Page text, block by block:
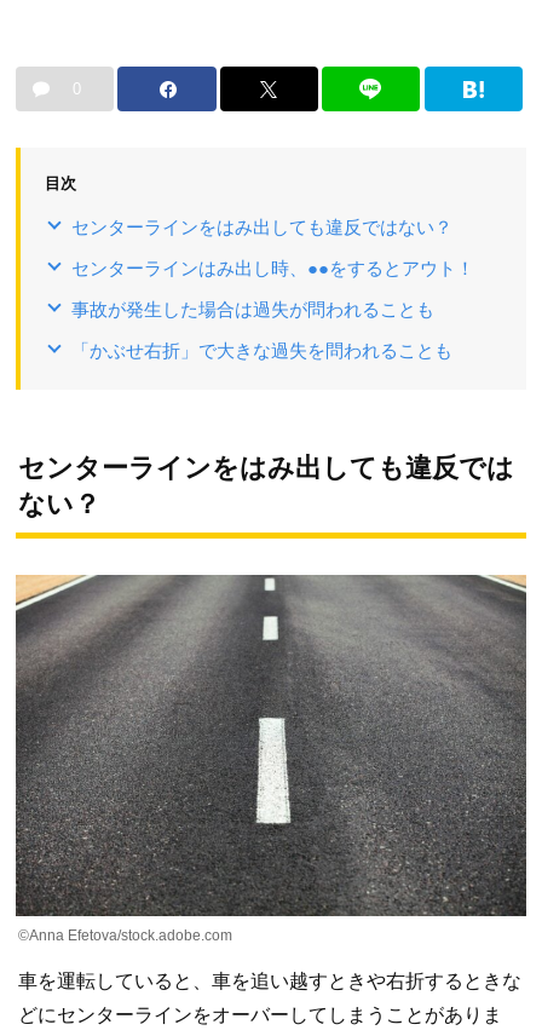
0
目次
センターラインをはみ出しても違反ではない？
センターラインはみ出し時、●●をするとアウト！
事故が発生した場合は過失が問われることも
「かぶせ右折」で大きな過失を問われることも
センターラインをはみ出しても違反では
ない？
©Anna Efetova/stock.adobe.com
車を運転していると、車を追い越すときや右折するときな
どにセンターラインをオーバーしてしまうことがありま